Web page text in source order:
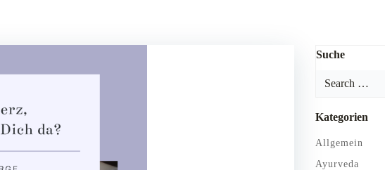
Suche
Search
Kategorien
Allgemein
Ayurveda